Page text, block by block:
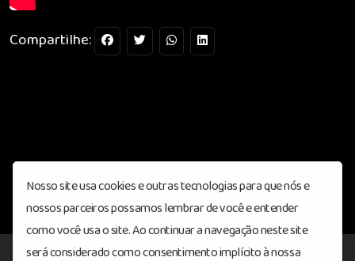
Compartilhe:
Nosso site usa cookies e outras tecnologias para que nós e
nossos parceiros possamos lembrar de você e entender
como você usa o site. Ao continuar a navegação neste site
será considerado como consentimento implícito à nossa